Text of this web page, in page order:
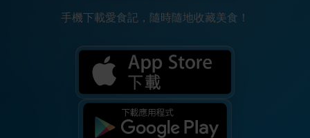
手機下載愛食記，隨時隨地收藏美食！